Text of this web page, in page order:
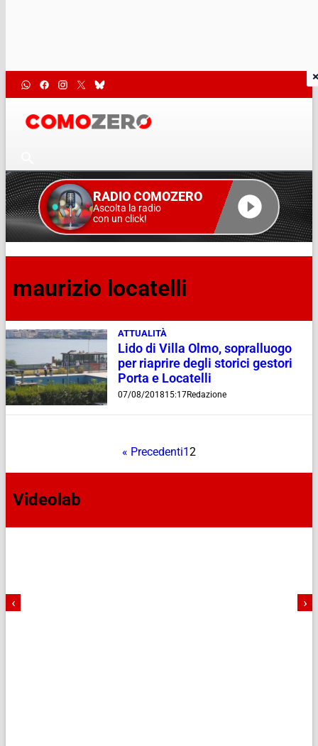
RADIO COMOZERO
Ascolta la radio
con un click!
maurizio locatelli
ATTUALITÀ
Lido di Villa Olmo, sopralluogo
per riaprire degli storici gestori
Porta e Locatelli
07/08/201815:17Redazione
« Precedenti12
Videolab
‹ ›